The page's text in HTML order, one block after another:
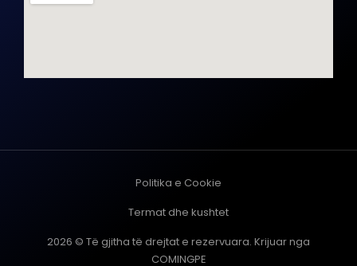
2026 © Të gjitha të drejtat e rezervuara. Krijuar nga
COMINGPE
Politika e Cookie
Termat dhe kushtet